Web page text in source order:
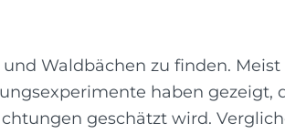
Waldbächen zu finden.
haben
geschätzt wird.